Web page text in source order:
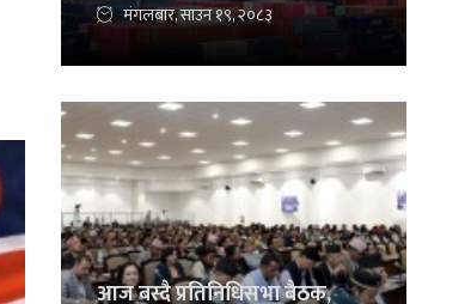
मंगलबार, साउन १९, २०८३
आज बस्दै प्रतिनिधिसभा बैठक,